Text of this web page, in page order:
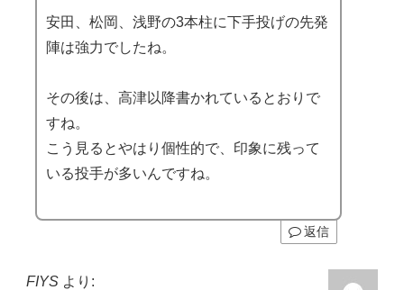
安田、松岡、浅野の3本柱に下手投げの先発
陣は強力でしたね。
その後は、高津以降書かれているとおりで
すね。
こう見るとやはり個性的で、印象に残って
いる投手が多いんですね。
返信
FIYS より: